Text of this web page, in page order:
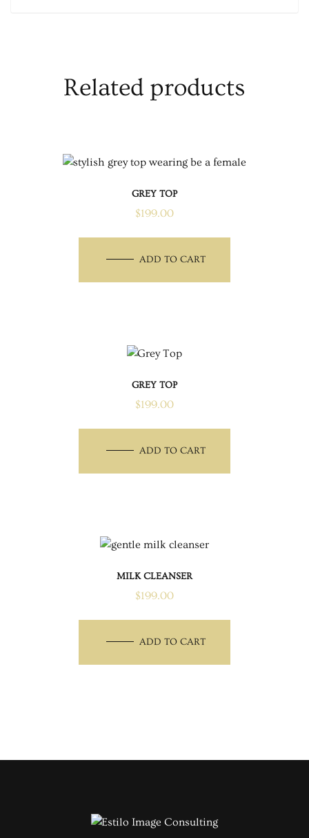
Related products
GREY TOP
$199.00
ADD TO CART
GREY TOP
$199.00
ADD TO CART
MILK CLEANSER
$199.00
ADD TO CART